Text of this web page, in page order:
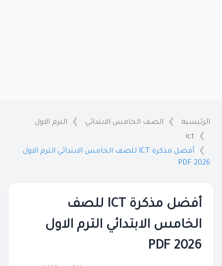
الرئيسية الصف الخامس الابتدائي
الترم الاول
ict
أفضل مذكرة ICT للصف الخامس الابتدائي الترم الاول
2026 PDF
أفضل مذكرة ICT للصف
الخامس الابتدائي الترم الاول
2026 PDF